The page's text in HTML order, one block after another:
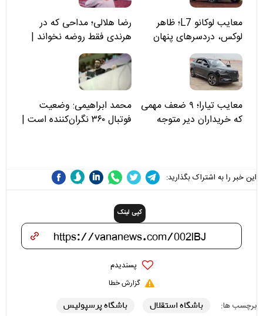
معایب لوکانو L7؛ ظاهر
لوکس، دردسرهای پنهان
رضا هلالی؛ مداحی که در
هرندی فقط روضه نخواند |
مسئولان «تکیه‌گاه آقا مرتضی
علی(ع)» را جدی‌تر ببینند
معایب تیارا؛ ۹ ضعف مهمی
که خریداران دیر متوجه
محمد ابراهیمی: وضعیت
فوتبال ۳۶۰ نگران‌کننده است |
این خبر را به اشتراک بگذارید:
کپی لینک
پسندیدم
گزارش خطا
برچسب ها: باشگاه استقلال باشگاه پرسپولیس